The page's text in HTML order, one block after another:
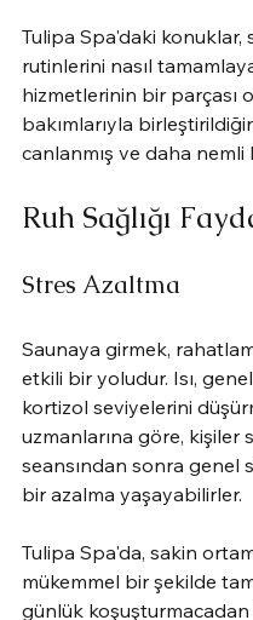
Tulipa Spa'daki konuklar,
rutinlerini nasıl
hizmetlerinin bir parçası
bakımlarıyla
canlanmış ve daha nemli
Ruh Sağlığı
Stres Azaltma
Saunaya girmek,
etkili bir yoludur. Isı,
kortizol seviyelerini
uzmanlarına göre, kişiler
seansından sonra genel
bir azalma yaşayabilirler.
Tulipa Spa'da, sakin
mükemmel bir şekilde
günlük koşuşturmacadan